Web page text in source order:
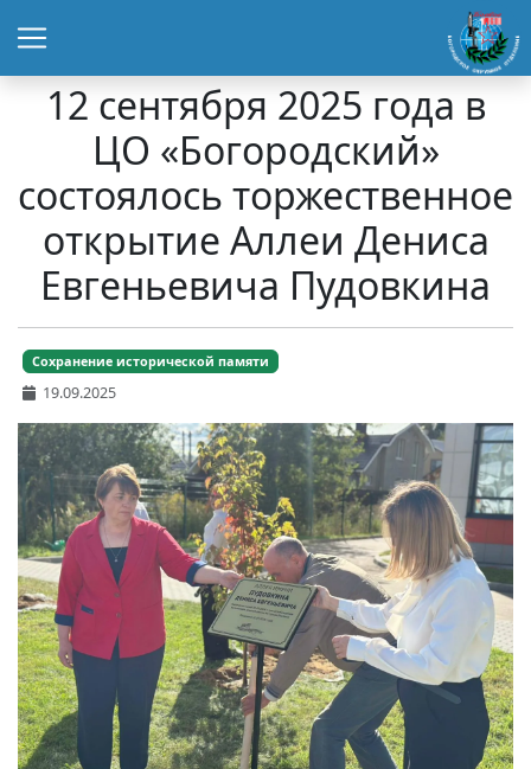
12 сентября 2025 года в
ЦО «Богородский»
состоялось торжественное
открытие Аллеи Дениса
Евгеньевича Пудовкина
Сохранение исторической памяти
19.09.2025